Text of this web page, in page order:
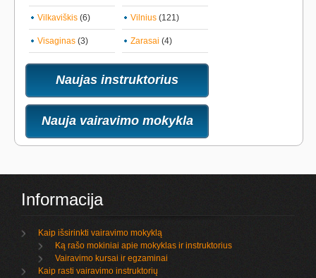
Vilkaviškis (6) Vilnius (121)
Visaginas (3) Zarasai (4)
Naujas instruktorius
Nauja vairavimo mokykla
Informacija
Kaip išsirinkti vairavimo mokyklą
Ką rašo mokiniai apie mokyklas ir instruktorius
Vairavimo kursai ir egzaminai
Kaip rasti vairavimo instruktorių